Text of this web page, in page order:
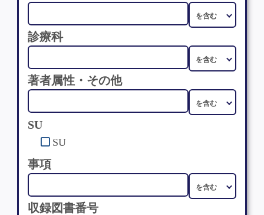
診療科
著者属性・その他
SU
SU
事項
収録図書番号